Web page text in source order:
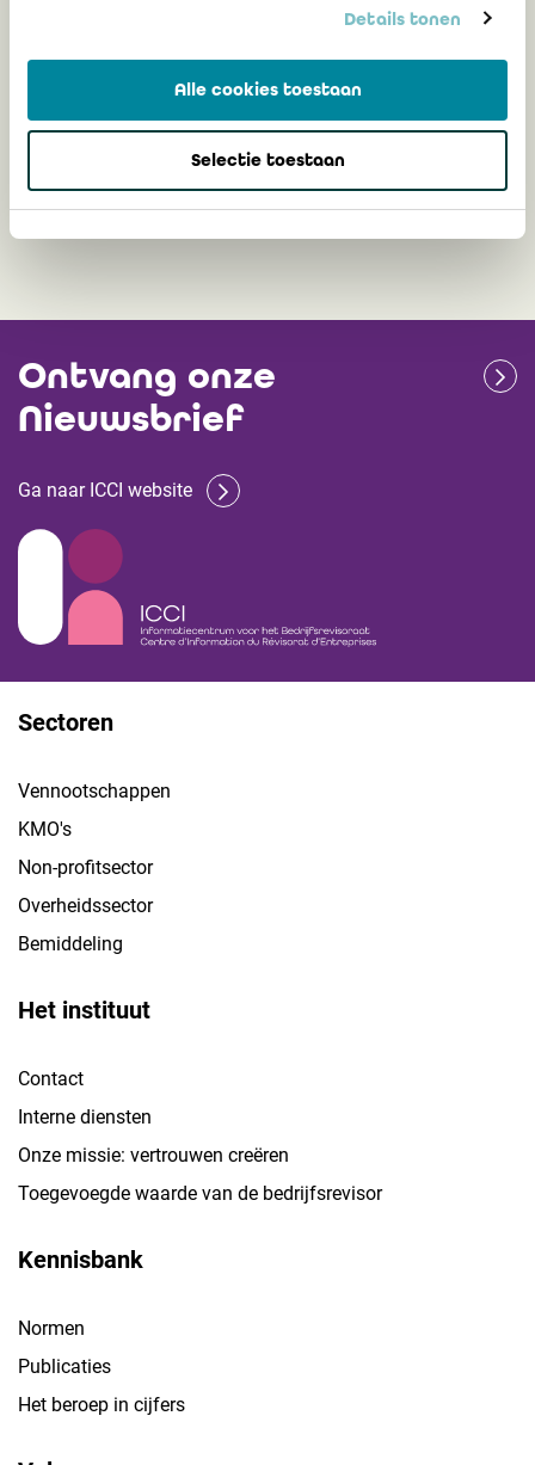
Details tonen
Alle cookies toestaan
Selectie toestaan
Déborah Fischer, bedrijfsrevisor, lid van de
13 december 2023
Ontvang onze
Nieuwsbrief
Ga naar ICCI website
Sectoren
Vennootschappen
KMO's
Non-profitsector
Overheidssector
Bemiddeling
Het instituut
Contact
Interne diensten
Onze missie: vertrouwen creëren
Toegevoegde waarde van de bedrijfsrevisor
Kennisbank
Normen
Publicaties
Het beroep in cijfers